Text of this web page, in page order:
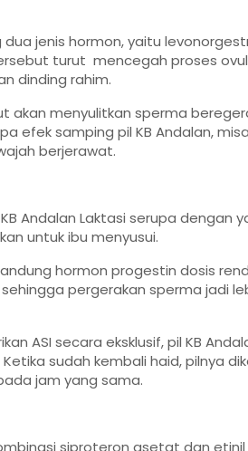
dua jenis hormon, yaitu
turut mencegah proses
dinding rahim.
akan menyulitkan sperma
efek samping pil KB Andalan,
berjerawat.
Andalan Laktasi serupa dengan
untuk ibu menyusui.
hormon progestin dosis
pergerakan sperma jadi
ASI secara eksklusif, pil KB
sudah kembali haid, pilnya
jam yang sama.
siproteron asetat dan